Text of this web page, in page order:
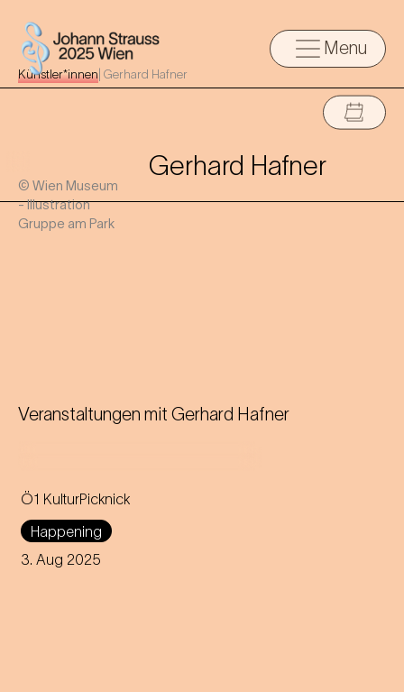
Menu
Künstler*innen Gerhard Hafner
© Wien Museum
- Illustration
Gruppe am Park
Gerhard Hafner
Veranstaltungen mit Gerhard Hafner
Ö1 KulturPicknick
Happening
3. Aug 2025